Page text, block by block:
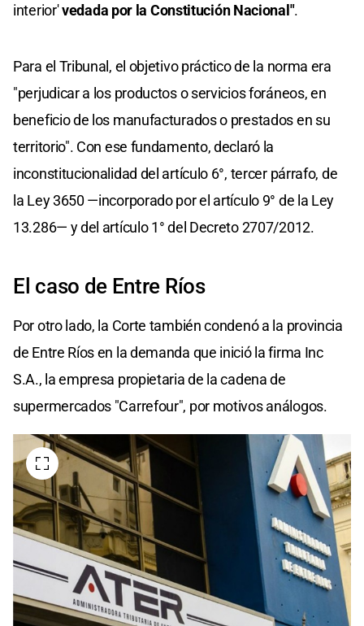
interior'vedada por la Constitución Nacional".
Para el Tribunal, el objetivo práctico de la norma era
"perjudicar a los productos o servicios foráneos, en
beneficio de los manufacturados o prestados en su
territorio". Con ese fundamento, declaró la
inconstitucionalidad del artículo 6°, tercer párrafo, de
la Ley 3650 —incorporado por el artículo 9° de la Ley
13.286— y del artículo 1° del Decreto 2707/2012.
El caso de Entre Ríos
Por otro lado, la Corte también condenó a la provincia
de Entre Ríos en la demanda que inició la firma Inc
S.A., la empresa propietaria de la cadena de
supermercados "Carrefour", por motivos análogos.